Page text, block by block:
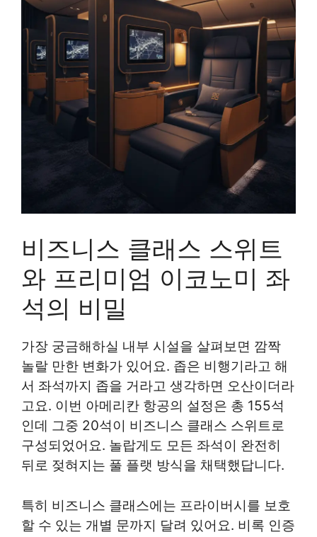
비즈니스 클래스 스위트
와 프리미엄 이코노미 좌
석의 비밀
가장 궁금해하실 내부 시설을 살펴보면 깜짝
놀랄 만한 변화가 있어요. 좁은 비행기라고 해
서 좌석까지 좁을 거라고 생각하면 오산이더라
고요. 이번 아메리칸 항공의 설정은 총 155석
인데 그중 20석이 비즈니스 클래스 스위트로
구성되었어요. 놀랍게도 모든 좌석이 완전히
뒤로 젖혀지는 풀 플랫 방식을 채택했답니다.
특히 비즈니스 클래스에는 프라이버시를 보호
할 수 있는 개별 문까지 달려 있어요. 비록 인증